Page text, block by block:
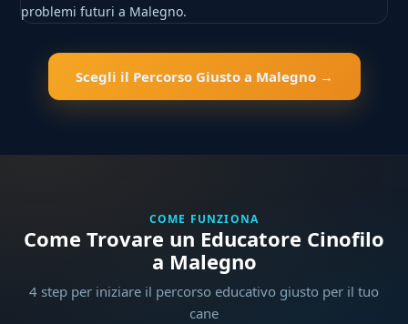
problemi futuri a Malegno.
Scegli il Percorso Giusto a Malegno →
COME FUNZIONA
Come Trovare un Educatore Cinofilo
a Malegno
4 step per iniziare il percorso educativo giusto per il tuo
cane